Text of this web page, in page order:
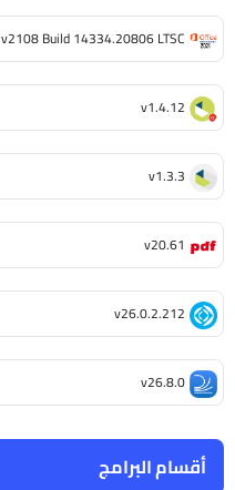
أقسام البرامج
v2108 Build 14334.20806 LTSC
v1.4.12
v1.3.3
v20.61
v26.0.2.212
v26.8.0